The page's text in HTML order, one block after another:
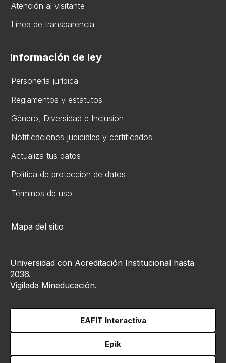
Atención al visitante
Línea de transparencia
Información de ley
Personería jurídica
Reglamentos y estatutos
Gén​ero, Diversidad ​e Inclusión
Notificaciones judiciales y certificados
Actualiza tus datos
Política de protección de datos
Términos de uso
Mapa del sitio
Universidad con Acreditación Institucional hasta
2036.
Vigilada Mineducación.
EAFIT Interactiva
Epik